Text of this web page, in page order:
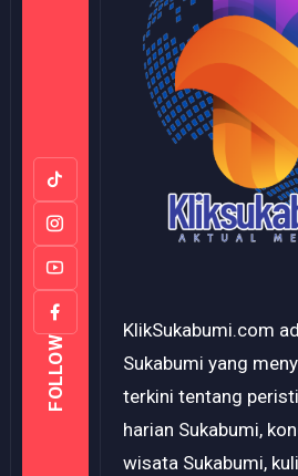
FOLLOW
KlikSukabumi.com
Sukabumi yang
terkini tentang
harian Sukabumi,
wisata Sukabumi,